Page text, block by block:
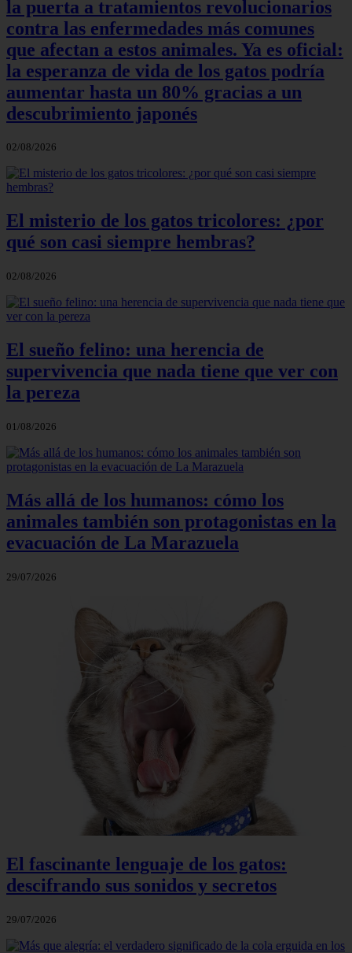
la puerta a tratamientos revolucionarios
contra las enfermedades más comunes
que afectan a estos animales. Ya es oficial:
la esperanza de vida de los gatos podría
aumentar hasta un 80% gracias a un
descubrimiento japonés
02/08/2026
El misterio de los gatos tricolores: ¿por
qué son casi siempre hembras?
02/08/2026
El sueño felino: una herencia de
supervivencia que nada tiene que ver con
la pereza
01/08/2026
Más allá de los humanos: cómo los
animales también son protagonistas en la
evacuación de La Marazuela
29/07/2026
El fascinante lenguaje de los gatos:
descifrando sus sonidos y secretos
29/07/2026